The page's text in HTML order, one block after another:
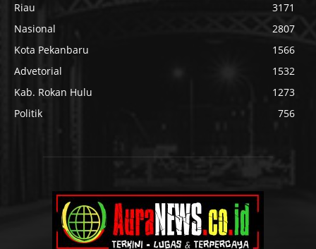
Riau
3171
Nasional
2807
Kota Pekanbaru
1566
Advetorial
1532
Kab. Rokan Hulu
1273
Politik
756